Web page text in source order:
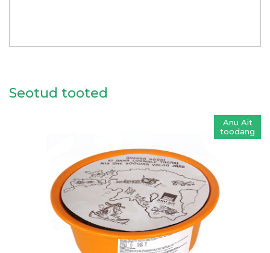
Seotud tooted
Anu Ait
toodang